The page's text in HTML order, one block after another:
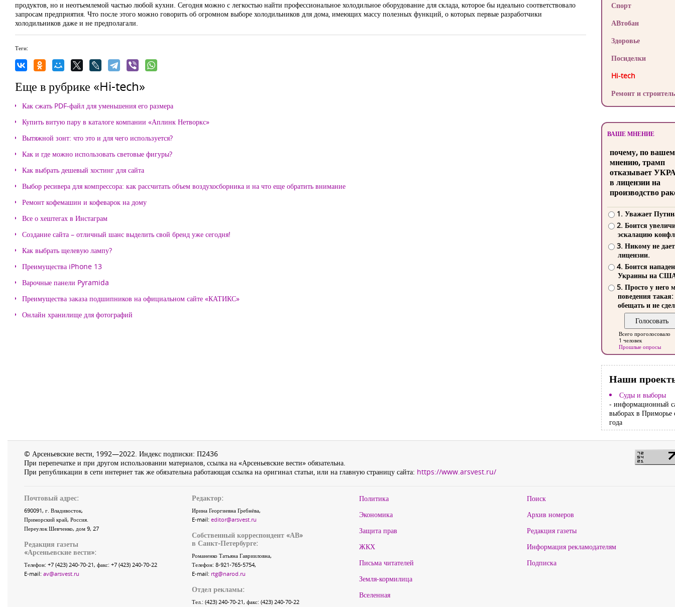
продуктов, но и неотъемлемой частью любой кухни. Сегодня можно с легкостью найти профессиональное холодильное оборудование для склада, которое бы идеально соответствовало
запросам предприятия. Что после этого можно говорить об огромном выборе холодильников для дома, имеющих массу полезных функций, о которых первые разработчики
холодильников даже и не предполагали.
Теги:
Еще в рубрике «Hi-tech»
Как сжать PDF-файл для уменьшения его размера
Купить витую пару в каталоге компании «Аплинк Нетворкс»
Вытяжной зонт: что это и для чего используется?
Как и где можно использовать световые фигуры?
Как выбрать дешевый хостинг для сайта
Выбор ресивера для компрессора: как рассчитать объем воздухосборника и на что еще обратить внимание
Ремонт кофемашин и кофеварок на дому
Все о хештегах в Инстаграм
Создание сайта – отличный шанс выделить свой бренд уже сегодня!
Как выбрать щелевую лампу?
Преимущества iPhone 13
Варочные панели Pyramida
Преимущества заказа подшипников на официальном сайте «КАТИКС»
Онлайн хранилище для фотографий
Спорт
АВтобан
Здоровье
Посиделки
Hi-tech
Ремонт и
ВАШЕ МНЕНИЕ
почему, по
мнению, трамп
отказывает
в лицензии на
производство
1. Уважает
2. Боится
эскалацию
3. Никому не
лицензии.
4. Боится
Украины на
5. Просто у него
поведения такая:
обещать и не
Всего проголосовало
1 человек
Прошлые опросы
Наши
Суды и выборы
- информационный
выборах в Приморье
года
© Арсеньевские вести, 1992—2022. Индекс подписки: П2436
При перепечатке и при другом использовании материалов, ссылка на «Арсеньевские вести» обязательна.
При републикации в сети интернет так же обязательна работающая ссылка на оригинал статьи, или на главную страницу сайта: https://www.arsvest.ru/
Почтовый адрес:
690091, г. Владивосток,
Приморский край, Россия.
Переулок Шевченко, дом 9, 27
Редакция газеты
«Арсеньевские вести»:
Телефон: +7 (423) 240-70-21, факс: +7 (423) 240-70-22
E-mail: av@arsvest.ru
Редактор:
Ирина Георгиевна Гребнёва,
E-mail: editor@arsvest.ru
Собственный корреспондент «АВ»
в Санкт-Петербурге:
Романенко Татьяна Гаврииловна,
Телефон: 8-921-765-5754,
E-mail: rtg@narod.ru
Отдел рекламы:
Тел.: (423) 240-70-21, факс: (423) 240-70-22
Политика
Экономика
Защита прав
ЖКХ
Письма читателей
Земля-кормилица
Вселенная
Поиск
Архив номеров
Редакция газеты
Информация рекламодателям
Подписка